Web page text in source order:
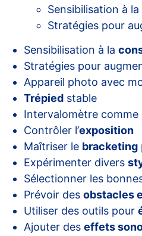
Sensibilisation à la
Stratégies pour
Sensibilisation à la
Stratégies pour
Appareil photo avec
Trépied stable
Intervalomètre comme
Contrôler l’exposition
Maîtriser le bracketing
Expérimenter divers
Sélectionner les
Prévoir des obstacles
Utiliser des outils pour
Ajouter des effets